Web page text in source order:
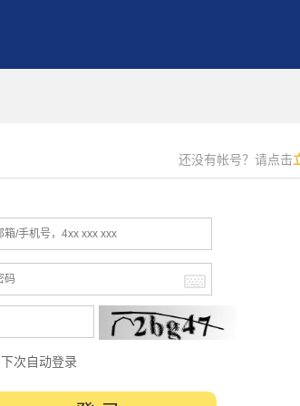
还没有帐号？请点击
下次自动登录